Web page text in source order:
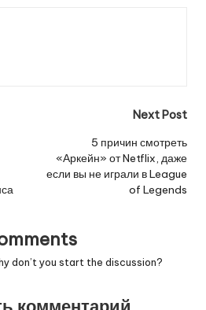
Next Post
5 причин смотреть
«Аркейн» от Netflix, даже
если вы не играли в League
of Legends
don’t you start the discussion?